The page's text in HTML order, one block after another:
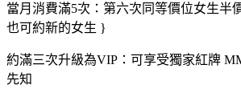
當月消費滿5次：第六次同等價位女生半
也可約新的女生 }
約滿三次升級為VIP：可享受獨家紅牌
先知